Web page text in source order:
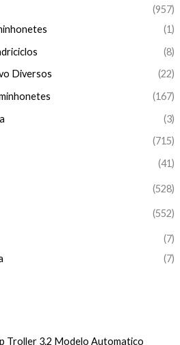
(957)
(1)
(8)
Diversos
(22)
(167)
(3)
(715)
(41)
(528)
(552)
(7)
(7)
Troller 3.2 Modelo Automatico